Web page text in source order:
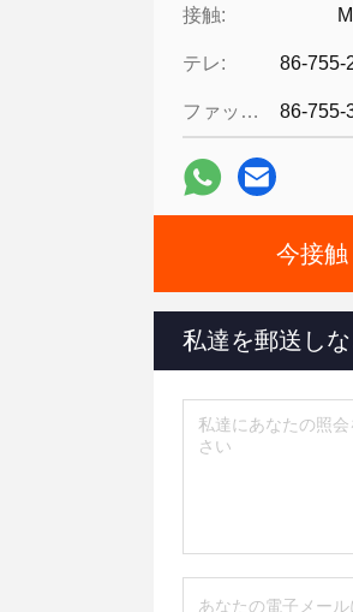
接触:
テレ: 86-755-
ファックス: 86-755-
今接触
私達を郵送し